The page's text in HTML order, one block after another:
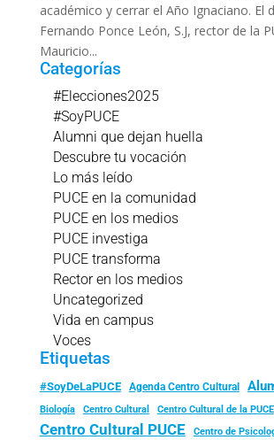
académico y cerrar el Año Ignaciano. El
Fernando Ponce León, S.J, rector de la
Mauricio...
Categorías
#Elecciones2025
#SoyPUCE
Alumni que dejan huella
Descubre tu vocación
Lo más leído
PUCE en la comunidad
PUCE en los medios
PUCE investiga
PUCE transforma
Rector en los medios
Uncategorized
Vida en campus
Voces
Etiquetas
#SoyDeLaPUCE Agenda Centro Cultural
Biología
Centro Cultural Centro Cultural de la PUCE
Centro Cultural PUCE Centro de